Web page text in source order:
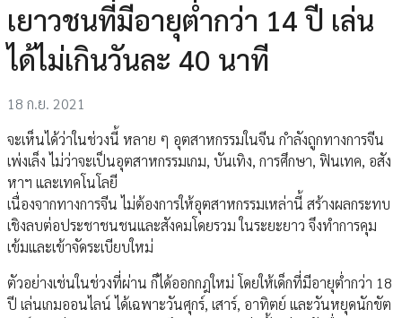
เยาวชนที่มีอายุต่ำกว่า 14 ปี เล่น
ได้ไม่เกินวันละ 40 นาที
18 ก.ย. 2021
จะเห็นได้ว่าในช่วงนี้ หลาย ๆ อุตสาหกรรมในจีน กำลังถูกทางการจีน
เพ่งเล็ง ไม่ว่าจะเป็นอุตสาหกรรมเกม, บันเทิง, การศึกษา, ฟินเทค, อสัง
หาฯ และเทคโนโลยี
เนื่องจากทางการจีน ไม่ต้องการให้อุตสาหกรรมเหล่านี้ สร้างผลกระทบ
เชิงลบต่อประชาชนชนและสังคมโดยรวม ในระยะยาว จึงทำการคุม
เข้มและเข้าจัดระเบียบใหม่
ตัวอย่างเช่นในช่วงที่ผ่าน ก็ได้ออกกฎใหม่ โดยให้เด็กที่มีอายุต่ำกว่า 18
ปี เล่นเกมออนไลน์ ได้เฉพาะวันศุกร์, เสาร์, อาทิตย์ และ​​วันหยุดนักขัต